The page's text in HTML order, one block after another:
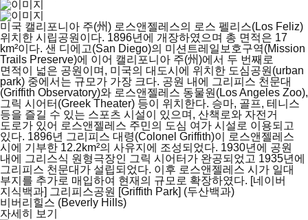
미국 캘리포니아 주(州) 로스앤젤레스의 로스 펠리스(Los Feliz)
위치한 시립공원이다. 1896년에 개장하였으며 총 면적은 17
km²이다. 샌 디에고(San Diego)의 미션트레일보호구역(Mission
Trails Preserve)에 이어 캘리포니아 주(州)에서 두 번째로
면적이 넓은 공원이며, 미국의 대도시에 위치한 도심공원(urban
park) 중에서는 규모가 가장 크다. 공원 내에 그리피스 천문대
(Griffith Observatory)와 로스앤젤레스 동물원(Los Angeles Zoo),
그릭 시어터(Greek Theater) 등이 위치한다. 승마, 골프, 테니스
등을 즐길 수 있는 스포츠 시설이 있으며, 산책로와 자전거
도로가 있어 로스앤젤레스 주민의 도심 여가 시설로 이용되고
있다. 1896년 그리피스 대령(Colonel Griffith)이 로스앤젤레스
시에 기부한 12.2km²의 사유지에 조성되었다. 1930년에 공원
내에 그리스식 원형극장인 그릭 시어터가 완공되었고 1935년에
그리피스 천문대가 설립되었다. 이후 로스앤젤레스 시가 일대
부지를 추가로 매입하여 현재의 규모로 확장하였다. [네이버
지식백과] 그리피스공원 [Griffith Park] (두산백과)
비버리힐스 (Beverly Hills)
자세히 보기